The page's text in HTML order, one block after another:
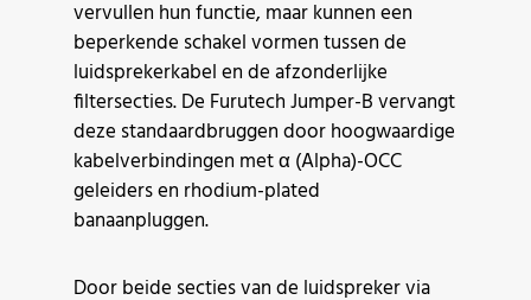
vervullen hun functie, maar kunnen een
beperkende schakel vormen tussen de
luidsprekerkabel en de afzonderlijke
filtersecties. De Furutech Jumper-B vervangt
deze standaardbruggen door hoogwaardige
kabelverbindingen met α (Alpha)-OCC
geleiders en rhodium-plated
banaanpluggen.
Door beide secties van de luidspreker via